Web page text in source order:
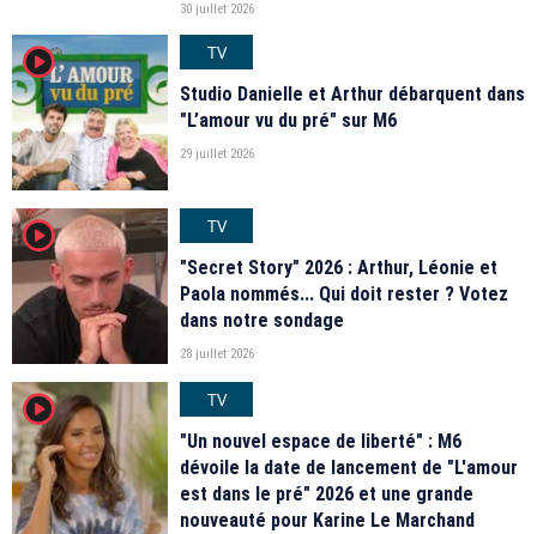
30 juillet 2026
player2
TV
Studio Danielle et Arthur débarquent dans
"L’amour vu du pré" sur M6
29 juillet 2026
player2
TV
"Secret Story" 2026 : Arthur, Léonie et
Paola nommés... Qui doit rester ? Votez
dans notre sondage
28 juillet 2026
player2
TV
"Un nouvel espace de liberté" : M6
dévoile la date de lancement de "L'amour
est dans le pré" 2026 et une grande
nouveauté pour Karine Le Marchand